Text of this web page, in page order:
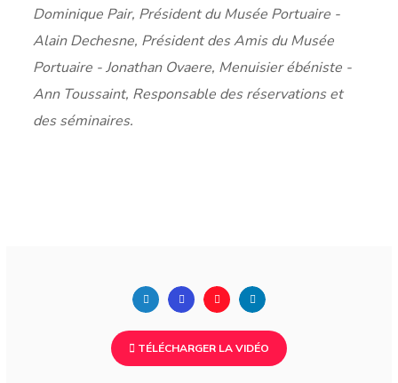
Dominique Pair, Président du Musée Portuaire -
Alain Dechesne, Président des Amis du Musée
Portuaire - Jonathan Ovaere, Menuisier ébéniste -
Ann Toussaint, Responsable des réservations et
des séminaires.
TÉLÉCHARGER LA VIDÉO